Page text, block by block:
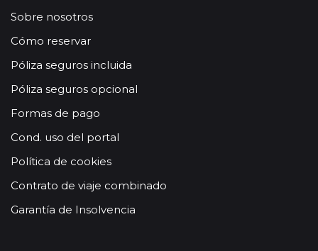
Sobre nosotros
Cómo reservar
Póliza seguros incluida
Póliza seguros opcional
Formas de pago
Cond. uso del portal
Política de cookies
Contrato de viaje combinado
Garantía de Insolvencia